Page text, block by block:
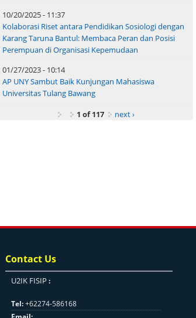
10/20/2025 - 11:37
Kolaborasi Riset antara Pendidikan Sosiologi dengan
Karang Taruna Bantul: Membaca Peran dan Posisi
Perempuan di Organisasi Kepemudaan
01/27/2023 - 10:14
AP UNY Sambut Baik Kunjungan Mahasiswa
Universitas Tulang Bawang
1 of 117
next ›
Contact Us
U2IK FISIP :
Tel:+62274-586168